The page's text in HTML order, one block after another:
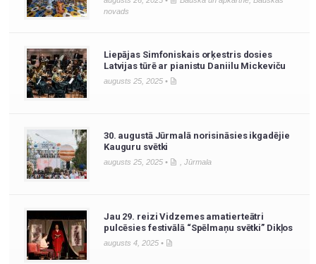
novads
Liepājas Simfoniskais orķestris dosies
Latvijas tūrē ar pianistu Daniilu Mickeviču
augusts 25, 2025 •
30. augustā Jūrmalā norisināsies ikgadējie
Kauguru svētki
augusts 25, 2025 • Jūrmala
Jau 29. reizi Vidzemes amatierteātri
pulcēsies festivālā “Spēlmaņu svētki” Dikļos
augusts 4, 2025 •